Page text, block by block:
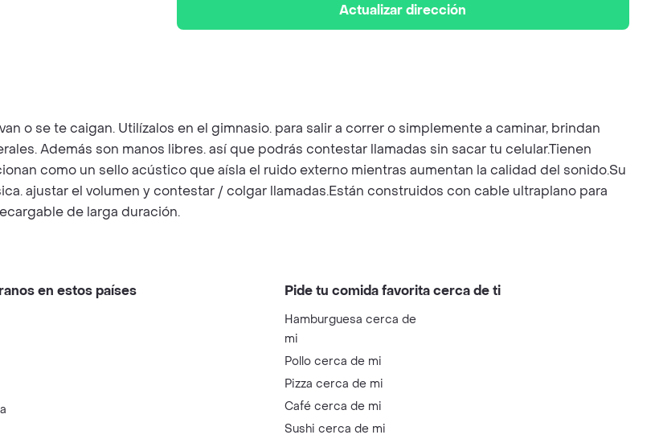
Actualizar dirección
o se te caigan. Utilízalos en el gimnasio. para salir a correr o simplemente a caminar, brindan
Además son manos libres. así que podrás contestar llamadas sin sacar tu celular.Tienen
como un sello acústico que aísla el ruido externo mientras aumentan la calidad del sonido.Su
ajustar el volumen y contestar / colgar llamadas.Están construidos con cable ultraplano para
de larga duración.
en estos países Pide tu comida favorita cerca de ti
Hamburguesa cerca de
mi
Pollo cerca de mi
Pizza cerca de mi
Café cerca de mi
Sushi cerca de mi